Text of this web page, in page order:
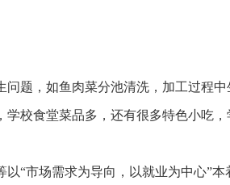
题，如鱼肉菜分池清洗，加工过程中
校食堂菜品多，还有很多特色小吃，
“市场需求为导向，以就业为中心”本